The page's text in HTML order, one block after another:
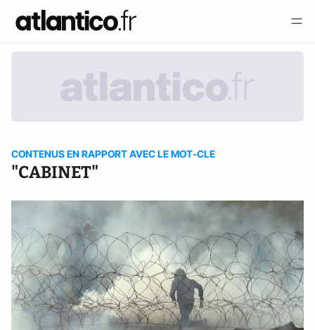
CONTENUS EN RAPPORT AVEC LE MOT-CLE
"CABINET"